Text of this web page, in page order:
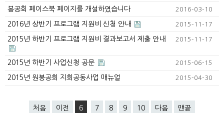
봉공회 페이스북 페이지를 개설하였습니다 2016-03-10
2016년 상반기 프로그램 지원비 신청 안내 2015-11-17
2015년 하반기 프로그램 지원비 결과보고서 제출 안내 2015-11-17
2015년 하반기 사업신청 공문 2015-06-15
2015년 원봉공회 지회공동사업 매뉴얼 2015-04-30
처음 이전 6 7 8 9 10 다음 맨끝